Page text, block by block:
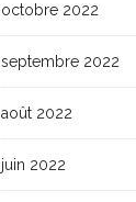
octobre 2022
septembre 2022
août 2022
juin 2022